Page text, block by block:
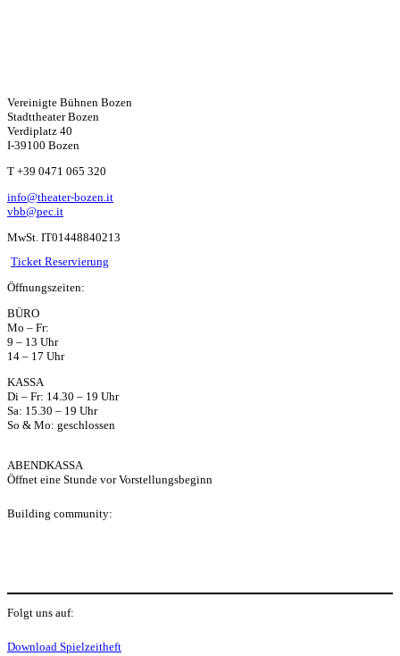
Vereinigte Bühnen Bozen
Stadttheater Bozen
Verdiplatz 40
I-39100 Bozen
T +39 0471 065 320
info@theater-bozen.it
vbb@pec.it
MwSt. IT01448840213
W
ha
ts
ap
p
Ticket Reservierung
Öffnungszeiten:
BÜRO
Mo – Fr:
9 – 13 Uhr
14 – 17 Uhr
KASSA
Di – Fr: 14.30 – 19 Uhr
Sa: 15.30 – 19 Uhr
So & Mo: geschlossen
ABENDKASSA
Öffnet eine Stunde vor Vorstellungsbeginn
Building community:
P
Folgt uns auf:
Y
Download Spielzeitheft